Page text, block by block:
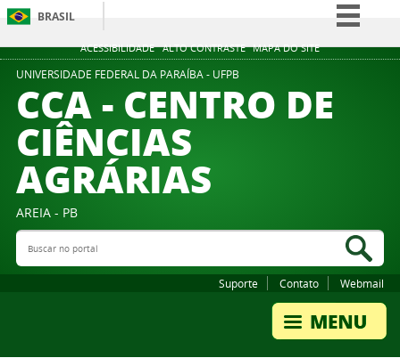
ACESSIBILIDADE ALTO CONTRASTE MAPA DO SITE
BRASIL
Simplifique!
Participe
UNIVERSIDADE FEDERAL DA PARAÍBA - UFPB
CCA - CENTRO DE
CIÊNCIAS
AGRÁRIAS
AREIA - PB
Buscar no portal
Suporte Contato Webmail